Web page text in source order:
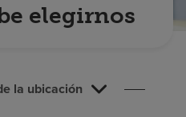
elegirnos
la ubicación